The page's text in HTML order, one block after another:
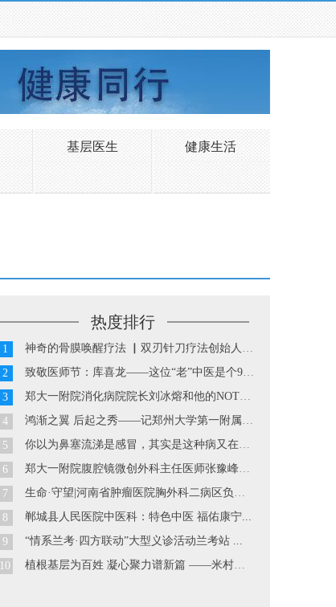
基层医生
健康生活
热度排行
1 神奇的骨膜唤醒疗法 ▏双刃针刀疗法创始人陈振华...
2 致敬医师节：库喜龙——这位“老”中医是个90后...
3 郑大一附院消化病院院长刘冰熔和他的NOTES技术...
4 鸿渐之翼 后起之秀——记郑州大学第一附属医院胃肠外科副主...
5 你以为鼻塞流涕是感冒，其实是这种病又在发作··· ...
6 郑大一附院腹腔镜微创外科主任医师张豫峰教授...
7 生命·守望|河南省肿瘤医院胸外科二病区负责人巴玉峰...
8 郸城县人民医院中医科：特色中医 福佑康宁...
9 “情系兰考·四方联动”大型义诊活动兰考站 ...
10 植根基层为百姓 凝心聚力谱新篇 ——米村镇中心卫生院工作...